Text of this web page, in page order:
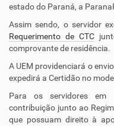
estado do Paraná, a
Assim sendo, o servidor
Requerimento de CTC
comprovante de residência.
A UEM providenciará o
expedirá a Certidão no
Para os servidores em
contribuição junto ao
que possuam direito à